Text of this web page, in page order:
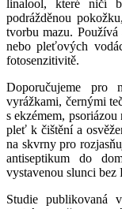
linalool, které ničí
podrážděnou
tvorbu mazu.
nebo pleťových
fotosenzitivitě.
Doporučujeme pro
vyrážkami, černými
s ekzémem,
pleť k čištění a
na skvrny pro
antiseptikum do
vystavenou slunci bez
Studie publikovaná